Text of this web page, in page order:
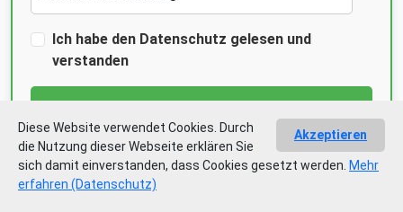
Ich habe den Datenschutz gelesen und
verstanden
Akzeptieren
Diese Website verwendet Cookies. Durch
die Nutzung dieser Webseite erklären Sie
sich damit einverstanden, dass Cookies gesetzt werden. Mehr
erfahren (Datenschutz)